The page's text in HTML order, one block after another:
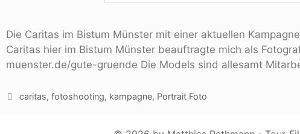
Die Caritas im Bistum Münster mit einer aktuellen
Caritas hier im Bistum Münster beauftragte mich als
muenster.de/gute-gruende Die Models sind allesamt
caritas, fotoshooting, kampagne, Portrait Foto